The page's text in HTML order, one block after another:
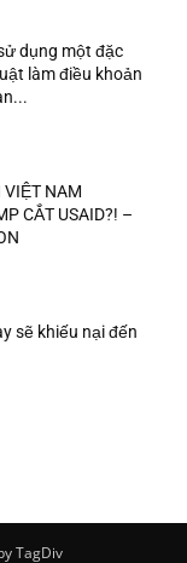
dụng một đặc
làm điều khoản
NAM
CẮT USAID?! –
sẽ khiếu nại đến
TagDiv